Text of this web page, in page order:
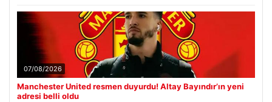
07/08/2026
Manchester United resmen duyurdu! Altay Bayındır’ın yeni
adresi belli oldu